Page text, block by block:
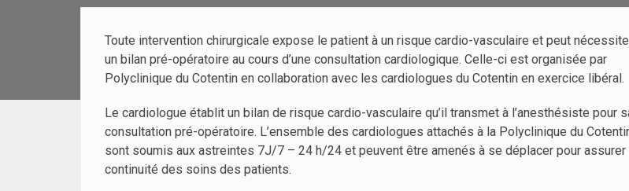
Toute intervention chirurgicale expose le patient à un risque cardio-vasculaire et peut
un bilan pré-opératoire au cours d’une consultation cardiologique. Celle-ci est organisée par
Polyclinique du Cotentin en collaboration avec les cardiologues du Cotentin en exercice libéral.
Le cardiologue établit un bilan de risque cardio-vasculaire qu’il transmet à l’anesthésiste pour
consultation pré-opératoire. L’ensemble des cardiologues attachés à la Polyclinique du
sont soumis aux astreintes 7J/7 – 24 h/24 et peuvent être amenés à se déplacer pour assurer
continuité des soins des patients.